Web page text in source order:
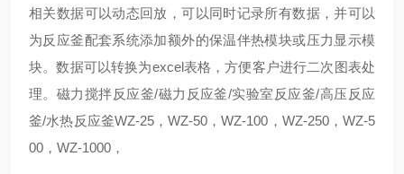
相关数据可以动态回放，可以同时记录所有数据，并可以
为反应釜配套系统添加额外的保温伴热模块或压力显示模
块。数据可以转换为excel表格，方便客户进行二次图表处
理。磁力搅拌反应釜/磁力反应釜/实验室反应釜/高压反应
釜/水热反应釜WZ-25，WZ-50，WZ-100，WZ-250，WZ-5
00，WZ-1000，